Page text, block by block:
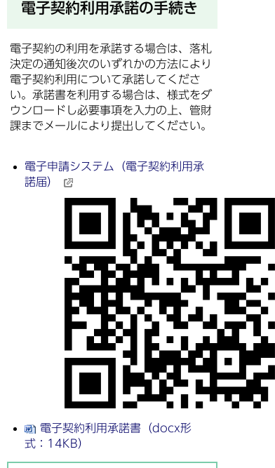
電子契約利用承諾の手続き
電子契約の利用を承諾する場合は、落札
決定の通知後次のいずれかの方法により
電子契約利用について承諾してくださ
い。承諾書を利用する場合は、様式をダ
ウンロードし必要事項を入力の上、管財
課までメールにより提出してください。
電子申請システム（電子契約利用承
諾届）
電子契約利用承諾書（docx形
式：14KB）